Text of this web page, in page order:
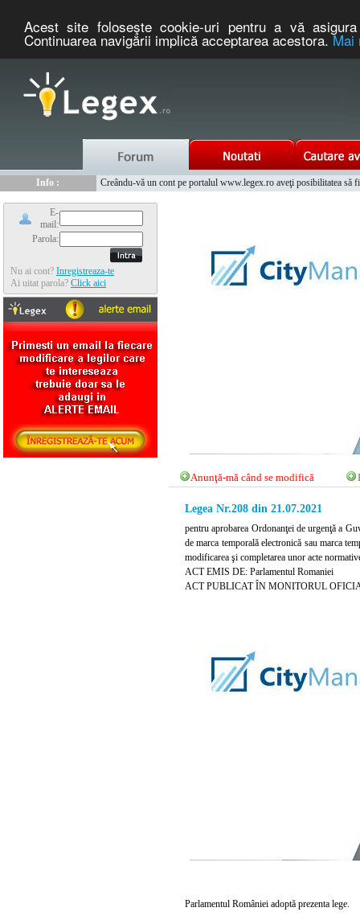
Acest site foloseşte cookie-uri pentru a vă
Continuarea navigării implică acceptarea acestora.Mai
Info :
Creându-vă un cont pe portalul www.legex.ro aveţi posibilitatea să
E-
mail:
Parola:
Nu ai cont? Inregistreaza-te
Ai uitat parola? Click aici
Anunţă-mă când se modifică
Legea Nr.208 din 21.07.2021
pentru aprobarea Ordonanţei de urgenţă a
de marca temporală electronică sau marca
modificarea şi completarea unor acte
ACT EMIS DE: Parlamentul Romaniei
ACT PUBLICAT ÎN MONITORUL
Parlamentul României adoptă prezenta lege.